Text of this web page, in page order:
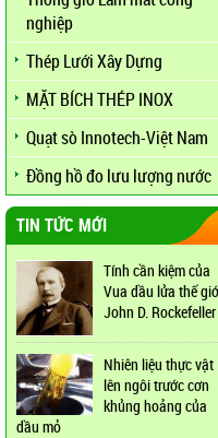
nghiệp
Thép Lưới Xây Dựng
MẶT BÍCH THÉP INOX
Quạt sò Innotech-Việt Nam
Đồng hồ đo lưu lượng nước
TIN TỨC MỚI
Tính cần kiệm của
Vua dầu lửa thế
John D. Rockefeller
Nhiên liệu thực vật
lên ngôi trước cơn
khủng hoảng của
dầu mỏ